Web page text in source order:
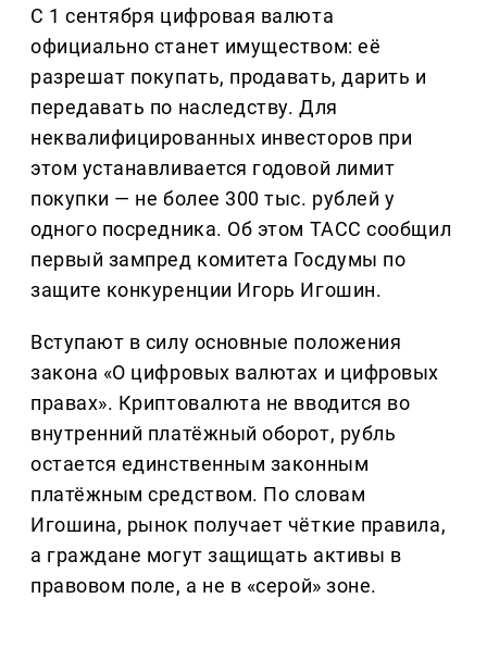
С 1 сентября цифровая валюта
официально станет имуществом: её
разрешат покупать, продавать, дарить и
передавать по наследству. Для
неквалифицированных инвесторов при
этом устанавливается годовой лимит
покупки — не более 300 тыс. рублей у
одного посредника. Об этом ТАСС сообщил
первый зампред комитета Госдумы по
защите конкуренции Игорь Игошин.
Вступают в силу основные положения
закона «О цифровых валютах и цифровых
правах». Криптовалюта не вводится во
внутренний платёжный оборот, рубль
остается единственным законным
платёжным средством. По словам
Игошина, рынок получает чёткие правила,
а граждане могут защищать активы в
правовом поле, а не в «серой» зоне.